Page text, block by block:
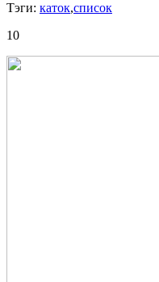
Тэги: каток,список
10